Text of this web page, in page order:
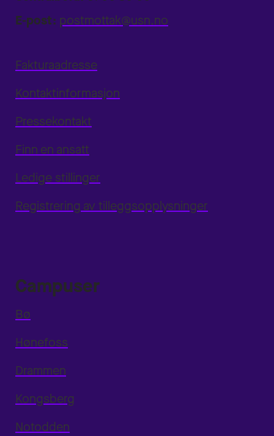
E-post: postmottak@usn.no
Fakturaadresse
Kontaktinformasjon
Pressekontakt
Finn en ansatt
Ledige stillinger
Registrering av tilleggsopplysninger
Campuser
Bø
Hønefoss
Drammen
Kongsberg
Notodden